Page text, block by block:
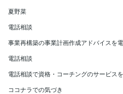
夏野菜
電話相談
事業再構築の事業計画作成アドバイスを
電話相談
電話相談で資格・コーチングのサービスを
ココナラでの気づき